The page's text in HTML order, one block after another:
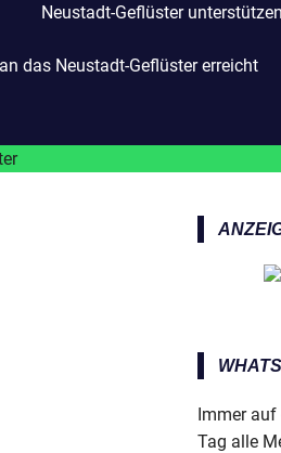
Neustadt-Geflüster unterstützen
das Neustadt-Geflüster erreicht
Immer auf
Tag alle